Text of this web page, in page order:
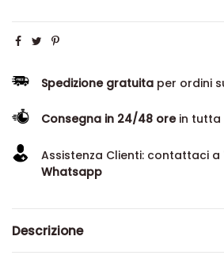
Spedizione gratuita per ordini
Consegna in 24/48 orein tutta
Assistenza Clienti: contattaci a
Whatsapp
Descrizione